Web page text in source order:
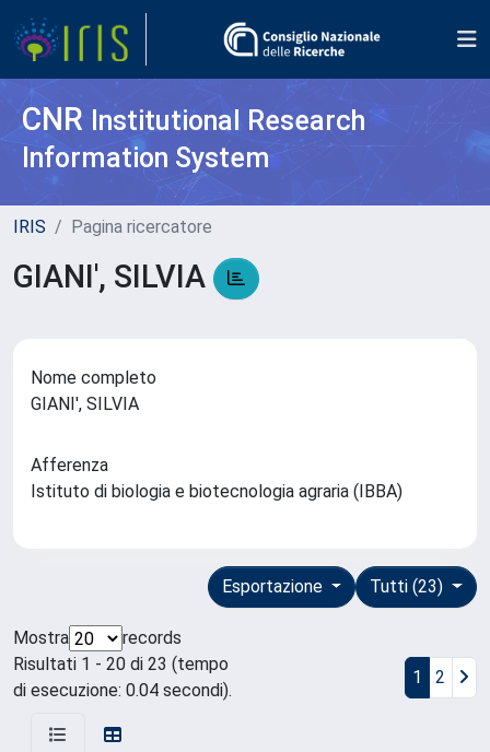
CNR Institutional Research
Information System
IRIS Pagina ricercatore
GIANI', SILVIA
Nome completo
GIANI', SILVIA
Afferenza
Istituto di biologia e biotecnologia agraria (IBBA)
Tutti (23)
Esportazione
Mostra
records
Risultati 1 - 20 di 23 (tempo
di esecuzione: 0.04 secondi).
1 2